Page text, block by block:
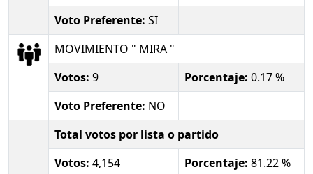
Voto Preferente: SI
MOVIMIENTO " MIRA "
Votos: 9 Porcentaje: 0.17 %
Voto Preferente: NO
Total votos por lista o partido
Votos: 4,154 Porcentaje: 81.22 %